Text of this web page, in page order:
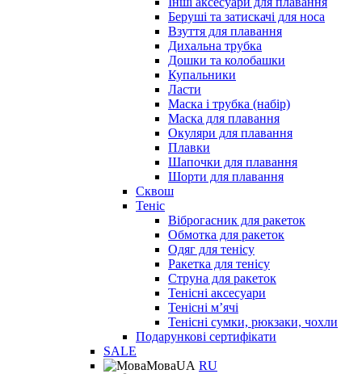
Беруші та затискачі для носа
Взуття для плавання
Дихальна трубка
Дошки та колобашки
Купальники
Ласти
Маска і трубка (набір)
Маска для плавання
Окуляри для плавання
Плавки
Шапочки для плавання
Шорти для плавання
Сквош
Теніс
Віброгасник для ракеток
Обмотка для ракеток
Одяг для тенісу
Ракетка для тенісу
Струна для ракеток
Тенісні аксесуари
Тенісні мʼячі
Тенісні сумки, рюкзаки, чохли
Подарункові сертифікати
SALE
МоваUA RU